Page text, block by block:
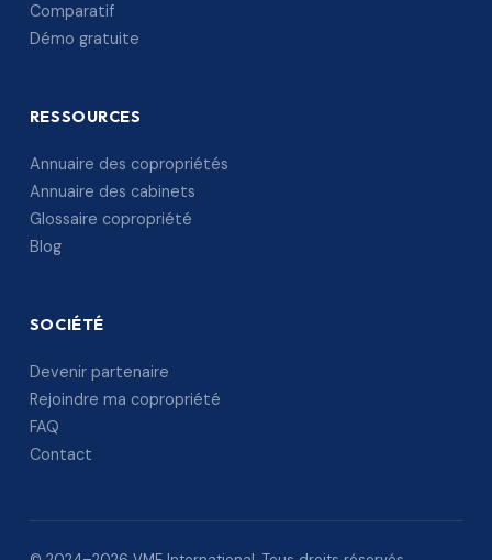
Comparatif
Démo gratuite
RESSOURCES
Annuaire des copropriétés
Annuaire des cabinets
Glossaire copropriété
Blog
SOCIÉTÉ
Devenir partenaire
Rejoindre ma copropriété
FAQ
Contact